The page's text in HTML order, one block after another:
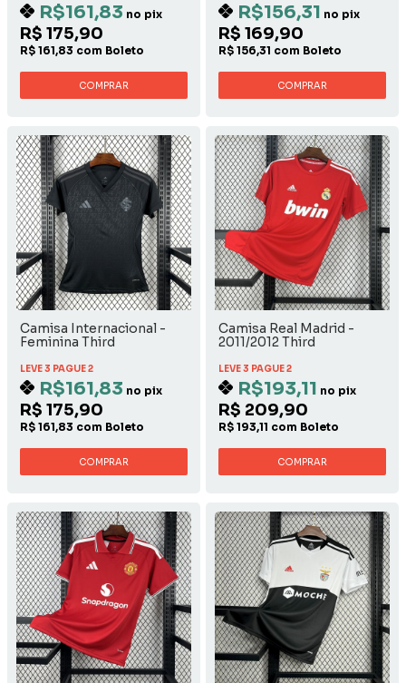
R$161,83 no pix
R$ 175,90
R$ 161,83 com Boleto
COMPRAR
R$156,31 no pix
R$ 169,90
R$ 156,31 com Boleto
COMPRAR
Camisa Internacional -
Feminina Third
LEVE 3 PAGUE 2
R$161,83 no pix
R$ 175,90
R$ 161,83 com Boleto
COMPRAR
Camisa Real Madrid -
2011/2012 Third
LEVE 3 PAGUE 2
R$193,11 no pix
R$ 209,90
R$ 193,11 com Boleto
COMPRAR